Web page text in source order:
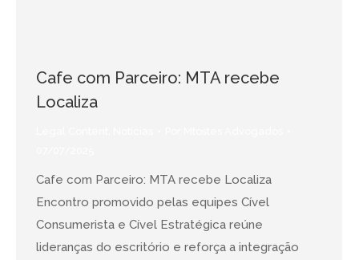
Cafe com Parceiro: MTA recebe
Localiza
Cafe com Parceiro: MTA recebe Localiza
Encontro promovido pelas equipes Cível
Consumerista e Cível Estratégica reúne
lideranças do escritório e reforça a integração